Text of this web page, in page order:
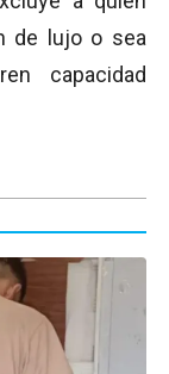
de lujo o sea
capacidad